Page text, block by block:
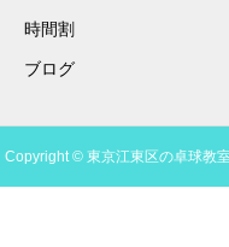
時間割
ブログ
Copyright © 東京江東区の卓球教